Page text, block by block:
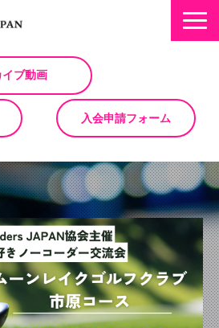
ブ動画
入会申請フォーム
ミッション
お知らせ/NEWS
サミット
イベント一覧
入会について
サービスを動画で紹介